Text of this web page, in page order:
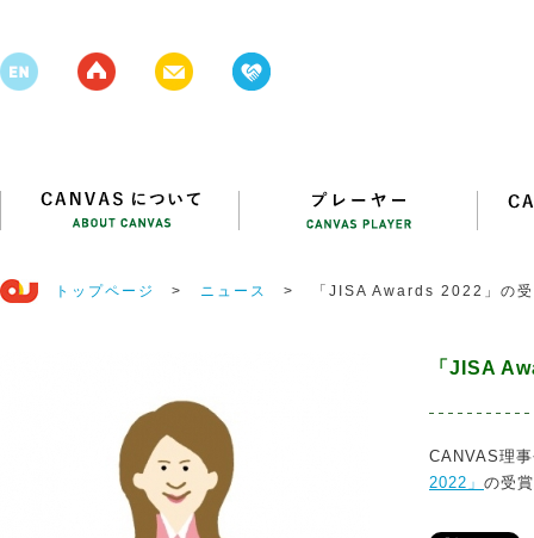
トップページ > ニュース > 「JISA Awards 2022」の
「JISA
CANVAS理
2022」 の受